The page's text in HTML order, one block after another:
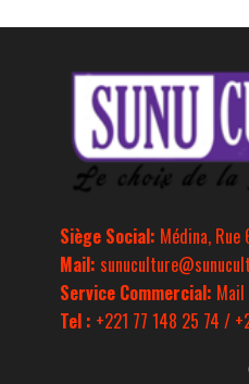
Siège Social: Médina, Rue
Mail:
Service Commercial:
Tel : +221 77 148 25 74 /